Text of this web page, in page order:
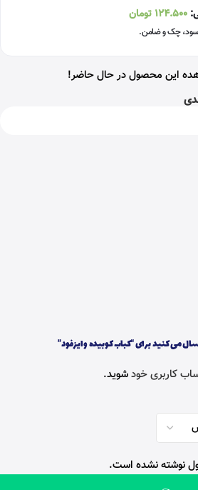
124.500 تومان
این محصول در حال حاضر!
نوشته نشده است.
می کنید برای “کباب کوبیده وایزفود”
کاربری خودشوید.